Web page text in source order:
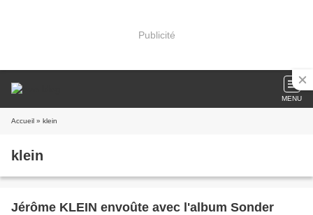
Publicité
MENU
Accueil » klein
klein
Jérôme KLEIN envoûte avec l'album Sonder